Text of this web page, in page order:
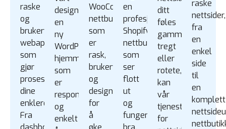
raske
og
brukervennlige
webapper
som
gjør
prosessene
dine
enklere.
Fra
designer
en
ny
WordPress
hjemmeside
som
er
responsivt
og
enkelt
WooCommerce
nettbutikk
som
er
rask,
brukervennlig
og
designet
for
å
en
profesjonell
Shopify
nettbutikk
som
ser
flott
ut
og
fungerer
ditt
føles
gammelt,
tregt
eller
rotete,
kan
vår
tjeneste
for
raske
nettsider,
fra
en
enkel
side
til
en
komplett